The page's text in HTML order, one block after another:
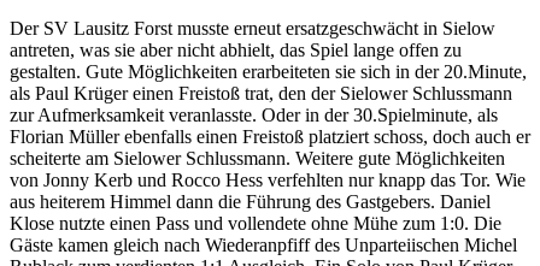
Der SV Lausitz Forst musste erneut ersatzgeschwächt in Sielow
antreten, was sie aber nicht abhielt, das Spiel lange offen zu
gestalten. Gute Möglichkeiten erarbeiteten sie sich in der 20.Minute,
als Paul Krüger einen Freistoß trat, den der Sielower Schlussmann
zur Aufmerksamkeit veranlasste. Oder in der 30.Spielminute, als
Florian Müller ebenfalls einen Freistoß platziert schoss, doch auch er
scheiterte am Sielower Schlussmann. Weitere gute Möglichkeiten
von Jonny Kerb und Rocco Hess verfehlten nur knapp das Tor. Wie
aus heiterem Himmel dann die Führung des Gastgebers. Daniel
Klose nutzte einen Pass und vollendete ohne Mühe zum 1:0. Die
Gäste kamen gleich nach Wiederanpfiff des Unparteiischen Michel